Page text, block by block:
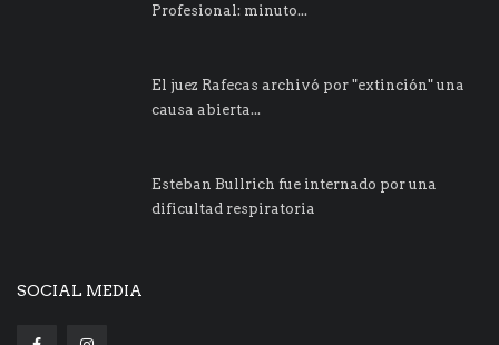
Profesional: minuto...
El juez Rafecas archivó por "extinción" una
causa abierta...
Esteban Bullrich fue internado por una
dificultad respiratoria
SOCIAL MEDIA